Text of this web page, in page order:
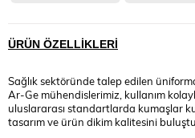
ÜRÜN ÖZELLIKLERI
Sağlık sektöründe talep edilen
Ar-Ge mühendislerimiz, kullanım
uluslararası standartlarda kumaşlar
tasarım ve ürün dikim kalitesini